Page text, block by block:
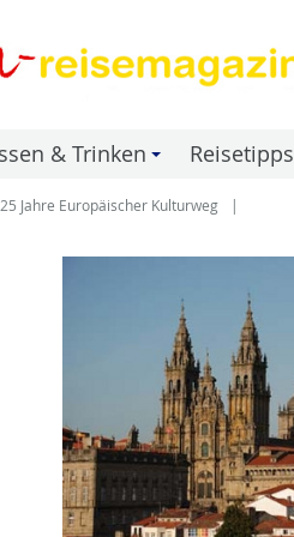
& Trinken Reisetipps
Jahre Europäischer Kulturweg